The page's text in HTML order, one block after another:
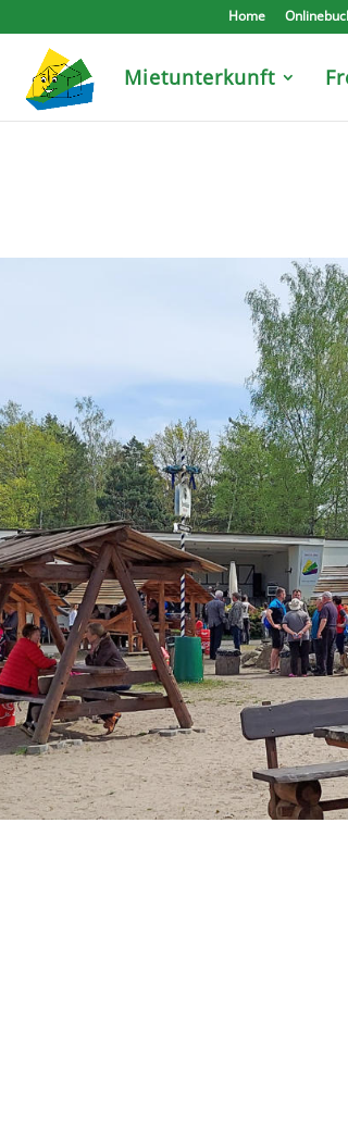
Home
Mietunterkunft